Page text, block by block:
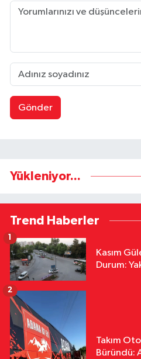
Gönder
Yükleniyor...
Trend Haberler
Kasım
Durum:
1
Takım
Büründü:
2